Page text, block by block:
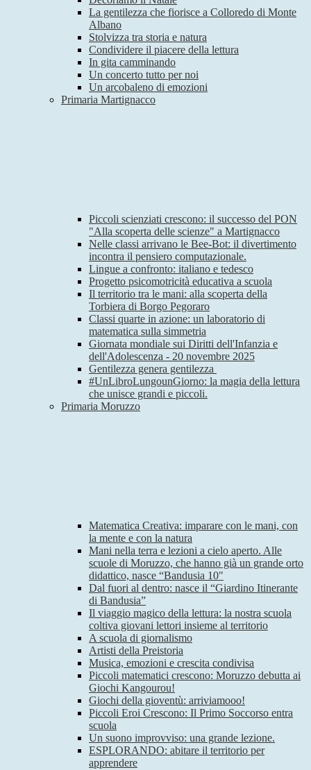
La gentilezza che fiorisce a Colloredo di Monte
Albano
Stolvizza tra storia e natura
Condividere il piacere della lettura
In gita camminando
Un concerto tutto per noi
Un arcobaleno di emozioni
Primaria Martignacco
Piccoli scienziati crescono: il successo del PON
"Alla scoperta delle scienze" a Martignacco
Nelle classi arrivano le Bee-Bot: il divertimento
incontra il pensiero computazionale.
Lingue a confronto: italiano e tedesco
Progetto psicomotricità educativa a scuola
Il territorio tra le mani: alla scoperta della
Torbiera di Borgo Pegoraro
Classi quarte in azione: un laboratorio di
matematica sulla simmetria
Giornata mondiale sui Diritti dell'Infanzia e
dell'Adolescenza - 20 novembre 2025
Gentilezza genera gentilezza
#UnLibroLungounGiorno: la magia della lettura
che unisce grandi e piccoli.
Primaria Moruzzo
Matematica Creativa: imparare con le mani, con
la mente e con la natura
Mani nella terra e lezioni a cielo aperto. Alle
scuole di Moruzzo, che hanno già un grande orto
didattico, nasce “Bandusia 10"
Dal fuori al dentro: nasce il “Giardino Itinerante
di Bandusia”
Il viaggio magico della lettura: la nostra scuola
coltiva giovani lettori insieme al territorio
A scuola di giornalismo
Artisti della Preistoria
Musica, emozioni e crescita condivisa
Piccoli matematici crescono: Moruzzo debutta ai
Giochi Kangourou!
Giochi della gioventù: arriviamooo!
Piccoli Eroi Crescono: Il Primo Soccorso entra
scuola
Un suono improvviso: una grande lezione.
ESPLORANDO: abitare il territorio per
apprendere